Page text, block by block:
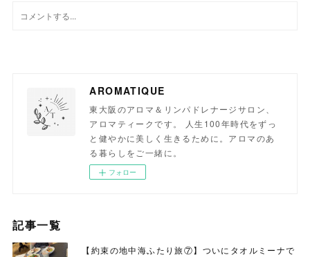
AROMATIQUE
東大阪のアロマ＆リンパドレナージサロン、
アロマティークです。 人生100年時代をずっ
と健やかに美しく生きるために。アロマのあ
る暮らしをご一緒に。
フォロー
記事一覧
【約束の地中海ふたり旅⑦】ついにタオルミーナで